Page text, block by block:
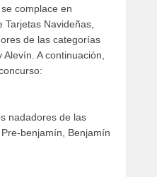
complace en
Tarjetas Navideñas,
de las categorías
A continuación,
nadadores de las
benjamín, Benjamín